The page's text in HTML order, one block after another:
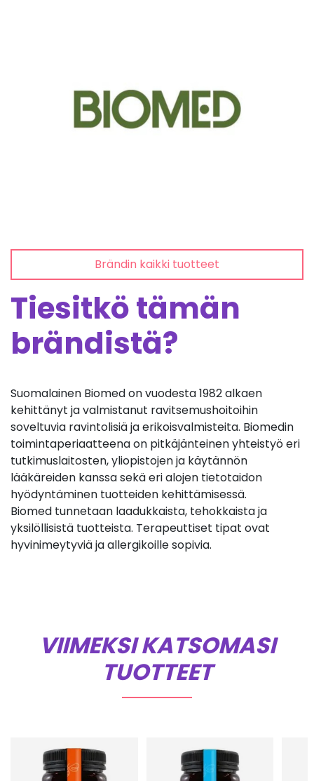
Brändin kaikki tuotteet
Tiesitkö tämän
brändistä?
Suomalainen Biomed on vuodesta 1982 alkaen
kehittänyt ja valmistanut ravitsemushoitoihin
soveltuvia ravintolisiä ja erikoisvalmisteita. Biomedin
toimintaperiaatteena on pitkäjänteinen yhteistyö eri
tutkimuslaitosten, yliopistojen ja käytännön
lääkäreiden kanssa sekä eri alojen tietotaidon
hyödyntäminen tuotteiden kehittämisessä.
Biomed tunnetaan laadukkaista, tehokkaista ja
yksilöllisistä tuotteista. Terapeuttiset tipat ovat
hyvinimeytyviä ja allergikoille sopivia.
VIIMEKSI KATSOMASI
TUOTTEET